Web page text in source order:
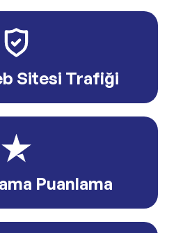
Sitesi Trafiği
Puanlama